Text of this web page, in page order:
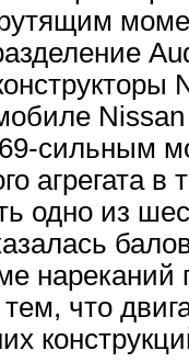
сильным
агрегата
одно из
нареканий
что